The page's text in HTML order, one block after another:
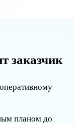
заказчик
планом до